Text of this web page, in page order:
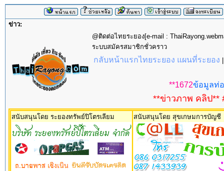
ข่าว:
@ติดต่อไทยระยอง[e-mail :
ระบบสมัครสมาชิกชั่วคราว
กลับหน้าแรกไทยระยอง แผนที่ระยอง
**1672ข้อมูลท่
**ข่าวภาพ คลิป**
สนับสนุนโดย ระยองทรัพย์ปิโตรเลียม สนับสนุนโดย สุขเกษมการบัญชี